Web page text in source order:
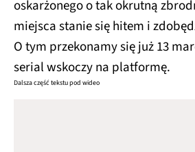
oskarżonego o tak okrutną
miejsca stanie się hitem i
O tym przekonamy się już 13
serial wskoczy na platformę.
Dalsza część tekstu pod wideo